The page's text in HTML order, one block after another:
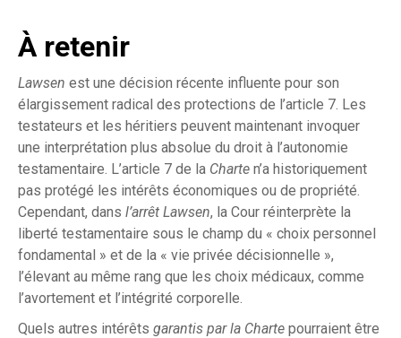
À retenir
Lawsen est une décision récente influente pour son
élargissement radical des protections de l’article 7. Les
testateurs et les héritiers peuvent maintenant invoquer
une interprétation plus absolue du droit à l’autonomie
testamentaire. L’article 7 de la Charte n’a historiquement
pas protégé les intérêts économiques ou de propriété.
Cependant, dans l’arrêt Lawsen, la Cour réinterprète la
liberté testamentaire sous le champ du « choix personnel
fondamental » et de la « vie privée décisionnelle »,
l’élevant au même rang que les choix médicaux, comme
l’avortement et l’intégrité corporelle.
Quels autres intérêts garantis par la Charte pourraient être